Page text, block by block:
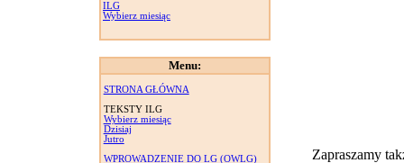
ILG
Wybierz miesiąc
Menu:
STRONA GŁÓWNA
TEKSTY ILG
Wybierz miesiąc
Dzisiaj
Jutro
WPROWADZENIE DO LG (OWLG)
Zapraszamy